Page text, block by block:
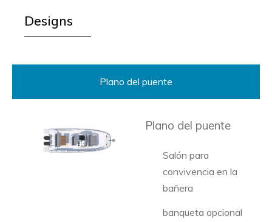
Designs
Plano del puente
Plano del puente
Salón para
convivencia en la
bañera
banqueta opcional